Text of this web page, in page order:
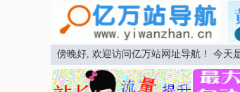
傍晚好, 欢迎访问亿万站网址导航！ 今天